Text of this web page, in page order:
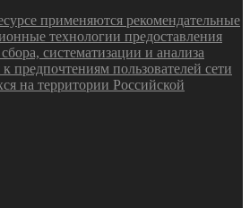
применяются рекомендательные
технологии предоставления
систематизации и анализа
предпочтениям пользователей сети
на территории Российской